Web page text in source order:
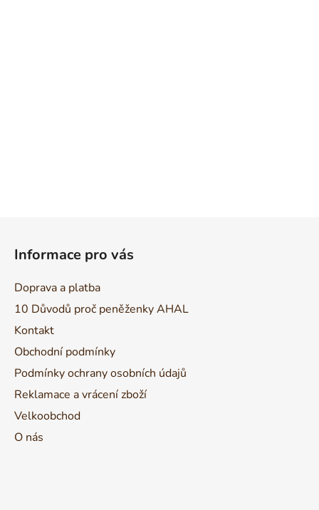
Informace pro vás
Doprava a platba
10 Důvodů proč peněženky AHAL
Kontakt
Obchodní podmínky
Podmínky ochrany osobních údajů
Reklamace a vrácení zboží
Velkoobchod
O nás